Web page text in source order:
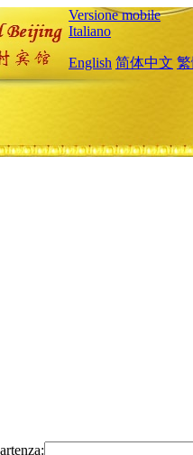
Versione mobile
Italiano
English 简体中文